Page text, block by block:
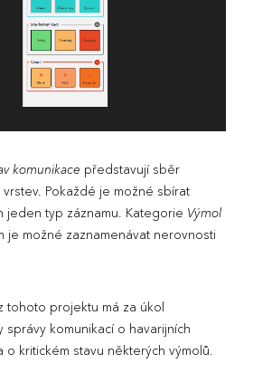
komunikace představují sběr
Pokaždé je možné sbírat
jeden typ záznamu. Kategorie Výmol
je možné zaznamenávat nerovnosti
tohoto projektu má za úkol
správy komunikací o havarijních
o kritickém stavu některých výmolů.